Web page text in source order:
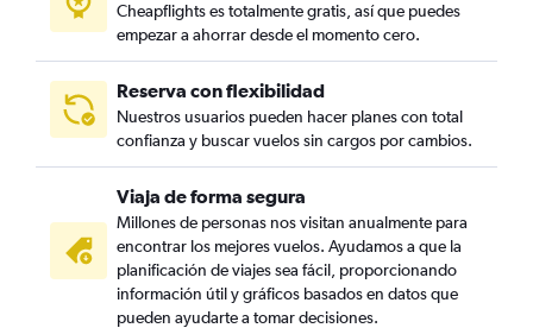
Cheapflights es totalmente gratis, así que puedes
empezar a ahorrar desde el momento cero.
Reserva con flexibilidad
Nuestros usuarios pueden hacer planes con total
confianza y buscar vuelos sin cargos por cambios.
Viaja de forma segura
Millones de personas nos visitan anualmente para
encontrar los mejores vuelos. Ayudamos a que la
planificación de viajes sea fácil, proporcionando
información útil y gráficos basados en datos que
pueden ayudarte a tomar decisiones.